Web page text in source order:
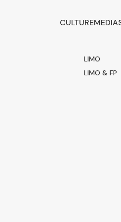
CULTUREMEDIA
LIMO
LIMO & FP